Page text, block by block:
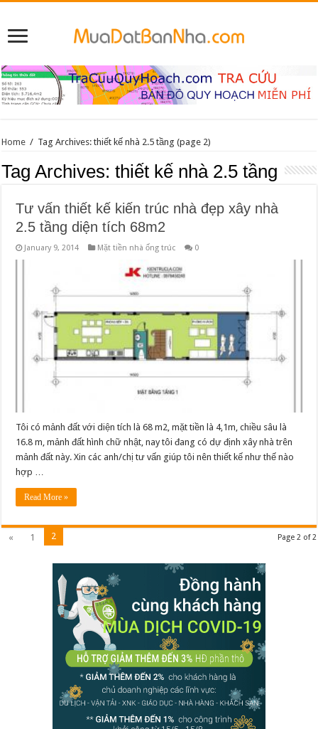
Home / Tag Archives: thiết kế nhà 2.5 tầng (page 2)
Tag Archives:thiết kế nhà 2.5 tầng
Tư vấn thiết kế kiến trúc nhà đẹp xây nhà
2.5 tầng diện tích 68m2
January 9, 2014 Mặt tiền nhà ống trúc 0
Tôi có mảnh đất với diện tích là 68 m2, mặt tiền là 4,1m, chiều sâu là
16.8 m, mảnh đất hình chữ nhật, nay tôi đang có dự định xây nhà trên
mảnh đất này. Xin các anh/chị tư vấn giúp tôi nên thiết kế như thế nào
hợp …
Read More »
Page 2 of 2
« 1 2